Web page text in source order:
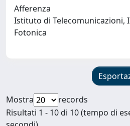
Afferenza
Istituto di Telecomunicazioni,
Fotonica
Mostra
records
Risultati 1 - 10 di 10 (tempo di